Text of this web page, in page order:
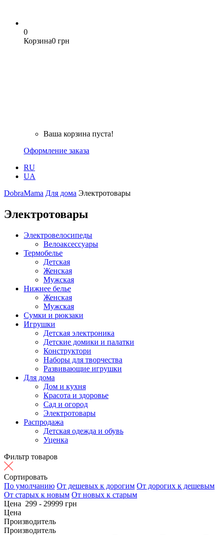
0
Корзина0 грн
Ваша корзина пуста!
Оформление заказа
RU
UA
DobraMama Для дома Электротовары
Электротовары
Электровелосипеды
Велоаксессуары
Термобелье
Детская
Женская
Мужская
Нижнее белье
Женская
Мужская
Сумки и рюкзаки
Игрушки
Детская электроника
Детские домики и палатки
Конструктори
Наборы для творчества
Развивающие игрушки
Для дома
Дом и кухня
Красота и здоровье
Сад и огород
Электротовары
Распродажа
Детская одежда и обувь
Уценка
Фильтр товаров
Сортировать
По умолчанию От дешевых к дорогим От дорогих к дешевым
От старых к новым От новых к старым
Цена 299 - 29999 грн
Цена
Производитель
Производитель